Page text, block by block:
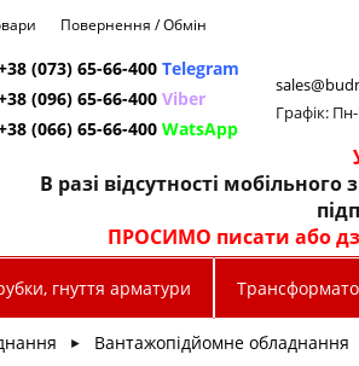
Повернення / Обмін
(073) 65-66-400 Telegram
(096) 65-66-400 Viber
(066) 65-66-400 WatsApp
Графік:
В разі відсутності
ПРОСИМО писати або
гнуття арматури
► Вантажопідйомне обладнання